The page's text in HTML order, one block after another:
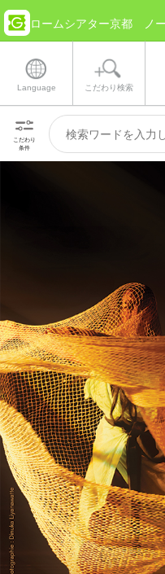
Language こだわり検索
こだわり
条件